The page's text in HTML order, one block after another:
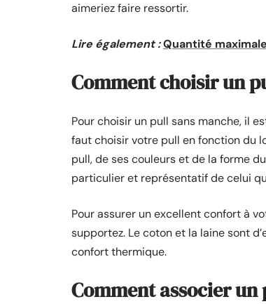
aimeriez faire ressortir.
Lire également :Quantité
Comment choisir un
Pour choisir un pull sans manche, il
faut choisir votre pull en fonction du
pull, de ses couleurs et de la forme
particulier et représentatif de celui
Pour assurer un excellent confort à
supportez. Le coton et la laine sont
confort thermique.
Comment associer